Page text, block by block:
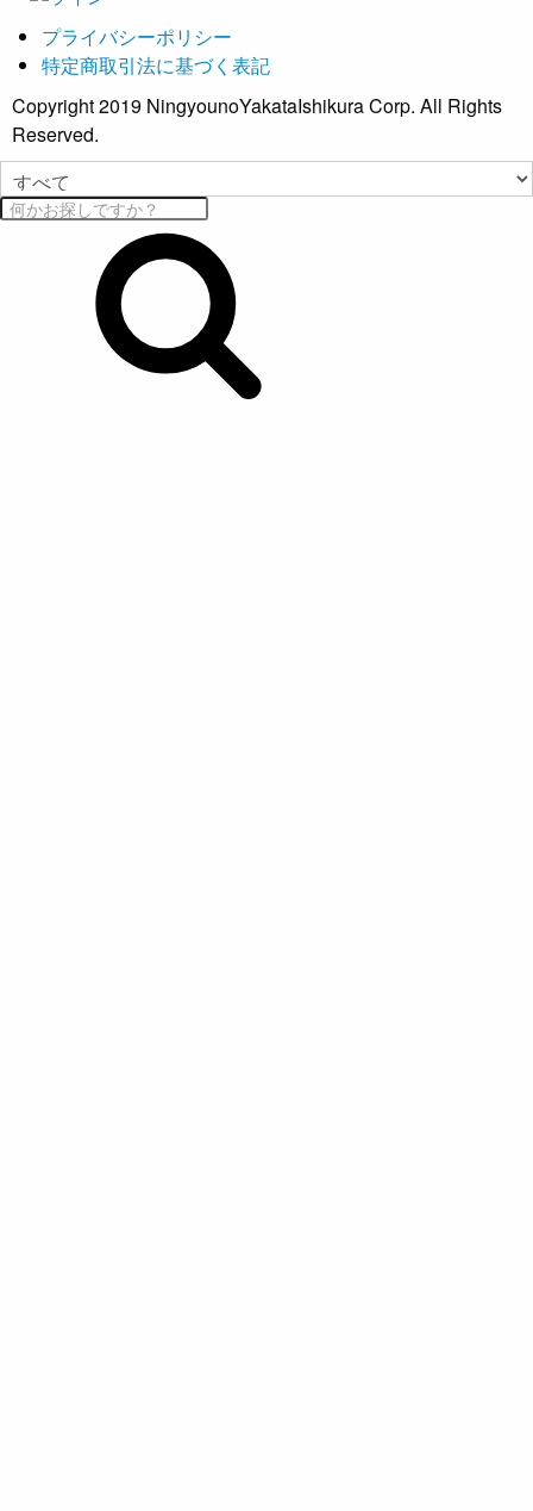
プライバシーポリシー
特定商取引法に基づく表記
Copyright 2019 NingyounoYakataIshikura Corp. All Rights
Reserved.